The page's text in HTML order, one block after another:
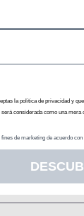
la política de privacidad y
considerada como una
de marketing de acuerdo con